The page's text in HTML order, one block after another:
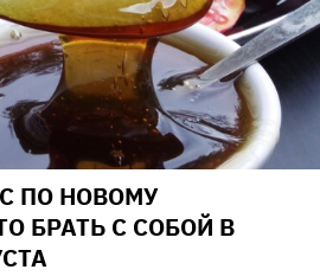
ПО НОВОМУ
БРАТЬ С СОБОЙ В